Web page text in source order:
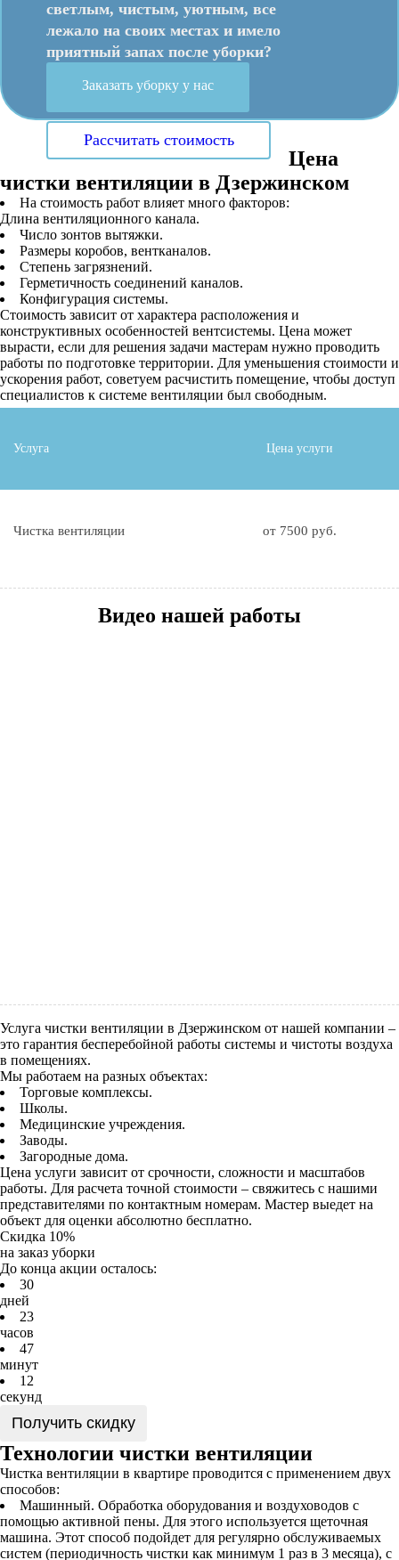
светлым, чистым, уютным, все
лежало на своих местах и имело
приятный запах после уборки?
Заказать уборку у нас
Рассчитать стоимость
Цена
чистки вентиляции в Дзержинском
На стоимость работ влияет много факторов:
Длина вентиляционного канала.
Число зонтов вытяжки.
Размеры коробов, вентканалов.
Степень загрязнений.
Герметичность соединений каналов.
Конфигурация системы.
Стоимость зависит от характера расположения и
конструктивных особенностей вентсистемы. Цена может
вырасти, если для решения задачи мастерам нужно проводить
работы по подготовке территории. Для уменьшения стоимости и
ускорения работ, советуем расчистить помещение, чтобы доступ
специалистов к системе вентиляции был свободным.
Услуга Цена услуги
Чистка вентиляции от 7500 руб.
Видео нашей работы
Услуга чистки вентиляции в Дзержинском от нашей компании –
это гарантия бесперебойной работы системы и чистоты воздуха
в помещениях.
Мы работаем на разных объектах:
Торговые комплексы.
Школы.
Медицинские учреждения.
Заводы.
Загородные дома.
Цена услуги зависит от срочности, сложности и масштабов
работы. Для расчета точной стоимости – свяжитесь с нашими
представителями по контактным номерам. Мастер выедет на
объект для оценки абсолютно бесплатно.
Скидка 10%
на заказ уборки
До конца акции осталось:
30
дней
23
часов
47
минут
1 2
секунд
Получить скидку
Технологии чистки вентиляции
Чистка вентиляции в квартире проводится с применением двух
способов:
Машинный. Обработка оборудования и воздуховодов с
помощью активной пены. Для этого используется щеточная
машина. Этот способ подойдет для регулярно обслуживаемых
систем (периодичность чистки как минимум 1 раз в 3 месяца), с